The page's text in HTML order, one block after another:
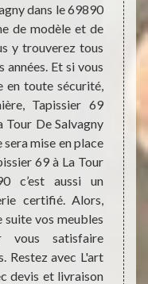
dans le 69890
de modèle et de
y trouverez tous
Et si vous
toute sécurité,
Tapissier 69
Tour De Salvagny
mise en place
69 à La Tour
c’est aussi un
certifié. Alors,
suite vos meubles
vous satisfaire
Restez avec L'art
devis et livraison
par
La
la
avec
la
la